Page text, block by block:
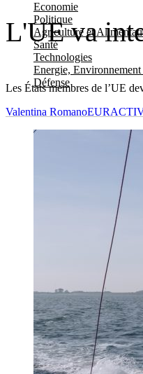
Economie
Politique
Agriculture et
Santé
Technologies
Energie, Environnement
Défense
L'UE va
Les États membres de l’UE
Valentina Romano